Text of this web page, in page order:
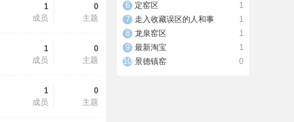
1
成员
0
主题
1
成员
0
主题
1
成员
0
主题
1
定窑区
1
走入收藏误区的人和事
1
龙泉窑区
1
最新淘宝
0
景德镇窑